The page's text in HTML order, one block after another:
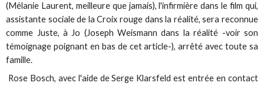
(Mélanie Laurent, meilleure que jamais), l'infirmière dans le film qui,
assistante sociale de la Croix rouge dans la réalité, sera reconnue
comme Juste, à Jo (Joseph Weismann dans la réalité -voir son
témoignage poignant en bas de cet article-), arrêté avec toute sa
famille.
Rose Bosch, avec l'aide de Serge Klarsfeld est entrée en contact